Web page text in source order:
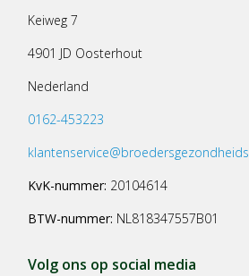
Keiweg 7
4901 JD Oosterhout
Nederland
0162-453223
KvK-nummer: 20104614
BTW-nummer: NL818347557B01
Volg ons op social media